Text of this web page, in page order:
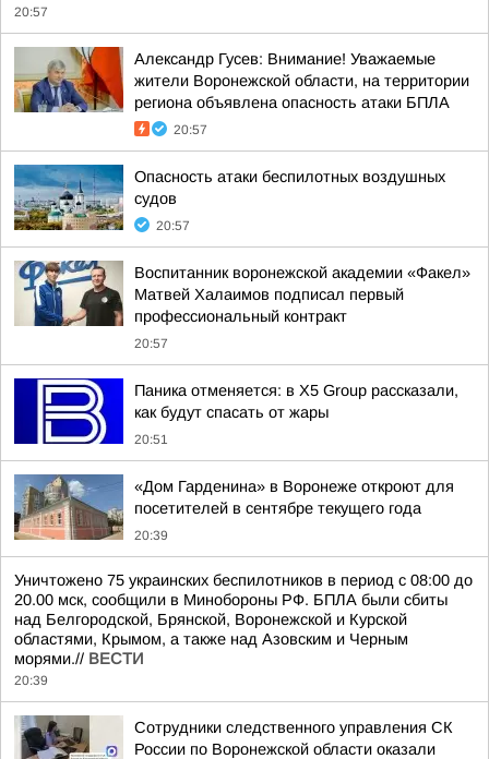
20:57
Александр Гусев: Внимание! Уважаемые
жители Воронежской области, на территории
региона объявлена опасность атаки БПЛА
20:57
Опасность атаки беспилотных воздушных
судов
20:57
Воспитанник воронежской академии «Факел»
Матвей Халаимов подписал первый
профессиональный контракт
20:57
Паника отменяется: в X5 Group рассказали,
как будут спасать от жары
20:51
«Дом Гарденина» в Воронеже откроют для
посетителей в сентябре текущего года
20:39
Уничтожено 75 украинских беспилотников в период с 08:00 до
20.00 мск, сообщили в Минобороны РФ. БПЛА были сбиты
над Белгородской, Брянской, Воронежской и Курской
областями, Крымом, а также над Азовским и Черным
морями.// ВЕСТИ
20:39
Сотрудники следственного управления СК
России по Воронежской области оказали